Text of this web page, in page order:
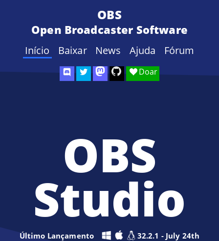
OBS
Open Broadcaster Software
Doar
Início Baixar News Ajuda Fórum
OBS
Studio
Último Lançamento 32.2.1 - July 24th